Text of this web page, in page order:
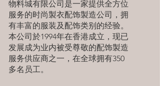
物料城有限公司是一家提供全方位
服务的时尚製衣配饰製造公司，拥
有丰富的服装及配饰类别的经验。
本公司於1994年在香港成立，现已
发展成为业内被受尊敬的配饰製造
服务供应商之一，在全球拥有350
多名员工。